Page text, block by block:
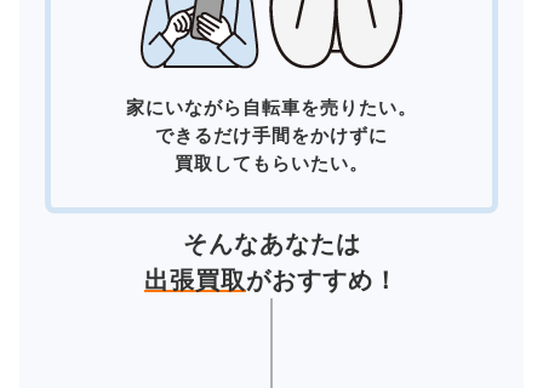
家にいながら自転車を売りたい。
できるだけ手間をかけずに
買取してもらいたい。
そんなあなたは
出張買取がおすすめ！